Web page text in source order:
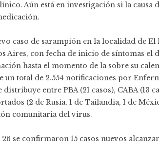
Aún está en investigación si la causa
caso de sarampión en la localidad de El
Aires, con fecha de inicio de síntomas el
hasta el momento de la sobre su
total de 2.554 notificaciones por
entre PBA (21 casos), CABA (13
(2 de Rusia, 1 de Tailandia, 1 de
comunitaria del virus.
se confirmaron 15 casos nuevos